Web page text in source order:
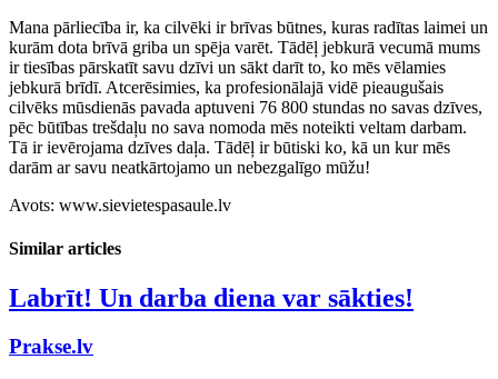
Mana pārliecība ir, ka cilvēki ir brīvas būtnes, kuras radītas laimei un
kurām dota brīvā griba un spēja varēt. Tādēļ jebkurā vecumā mums
ir tiesības pārskatīt savu dzīvi un sākt darīt to, ko mēs vēlamies
jebkurā brīdī. Atcerēsimies, ka profesionālajā vidē pieaugušais
cilvēks mūsdienās pavada aptuveni 76 800 stundas no savas dzīves,
pēc būtības trešdaļu no sava nomoda mēs noteikti veltam darbam.
Tā ir ievērojama dzīves daļa. Tādēļ ir būtiski ko, kā un kur mēs
darām ar savu neatkārtojamo un nebezgalīgo mūžu!
Avots: www.sievietespasaule.lv
Similar articles
Labrīt! Un darba diena var sākties!
Prakse.lv